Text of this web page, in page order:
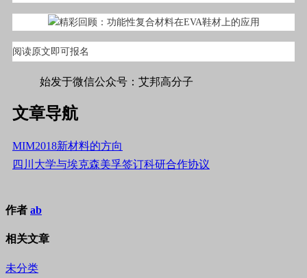
阅读原文即可报名
始发于微信公众号：艾邦高分子
文章导航
MIM2018新材料的方向
四川大学与埃克森美孚签订科研合作协议
作者 ab
相关文章
未分类